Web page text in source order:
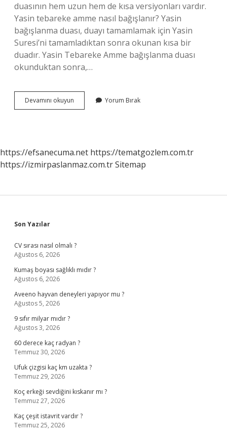
duasının hem uzun hem de kısa versiyonları vardır.
Yasin tebareke amme nasıl bağışlanır? Yasin
bağışlanma duası, duayı tamamlamak için Yasin
Suresi’ni tamamladıktan sonra okunan kısa bir
duadır. Yasin Tebareke Amme bağışlanma duası
okunduktan sonra,…
Devamını okuyun
Okunduktan
Edilir
Yorum Bırak
https://efsanecuma.net https://tematgozlem.com.tr
https://izmirpaslanmaz.com.trSitemap
Sidebar
Son Yazılar
CV sırası nasıl olmalı ?
Ağustos 6, 2026
Kumaş boyası sağlıklı mıdır ?
Ağustos 6, 2026
Aveeno hayvan deneyleri yapıyor mu ?
Ağustos 5, 2026
9 sıfır milyar mıdır ?
Ağustos 3, 2026
60 derece kaç radyan ?
Temmuz 30, 2026
Ufuk çizgisi kaç km uzakta ?
Temmuz 29, 2026
Koç erkeği sevdiğini kıskanır mı ?
Temmuz 27, 2026
Kaç çeşit istavrit vardır ?
Temmuz 25, 2026